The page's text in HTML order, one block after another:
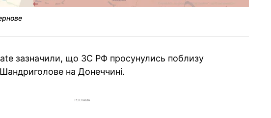
зазначили, що ЗС РФ просунулись поблизу
на Донеччині.
РЕКЛАМА